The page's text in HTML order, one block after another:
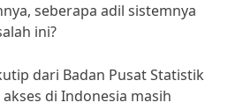
seberapa adil sistemnya
ini?
dari Badan Pusat Statistik
di Indonesia masih